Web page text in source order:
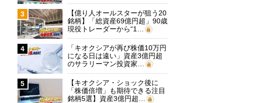
3
【億り人オールスターが狙う20
銘柄】「総資産69億円超」90歳
現役トレーダーから“1…
4
「キオクシアが再び株価10万円
になる日は遠い」資産3億円超
のサラリーマン投資家…
5
【キオクシア・ショック後に
「株価倍増」も期待できる注目
銘柄5選】資産3億円超…